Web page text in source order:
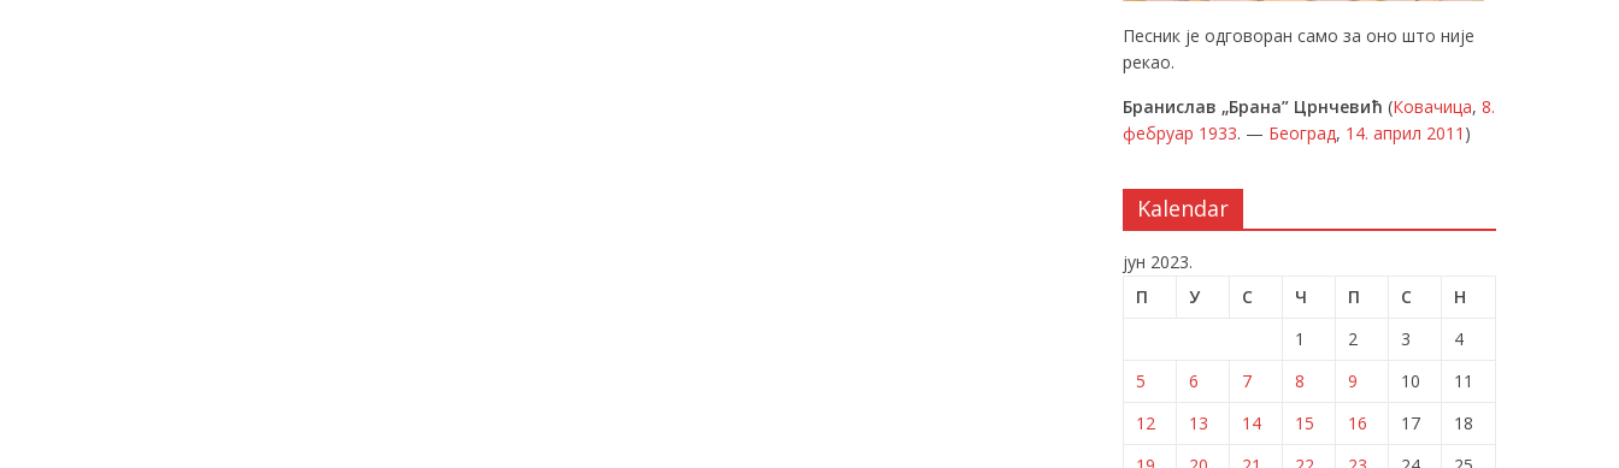
Песник је одговоран само за оно што није
рекао.
Бранислав „Брана” Црнчевић (Ковачица, 8.
фебруар 1933. — Београд, 14. април 2011 )
Kalendar
јун 2023.
П
У С Ч П С
Н
1
2 3
4
5
6 7 8 9 10
11
12
13 14 15 16 17
18